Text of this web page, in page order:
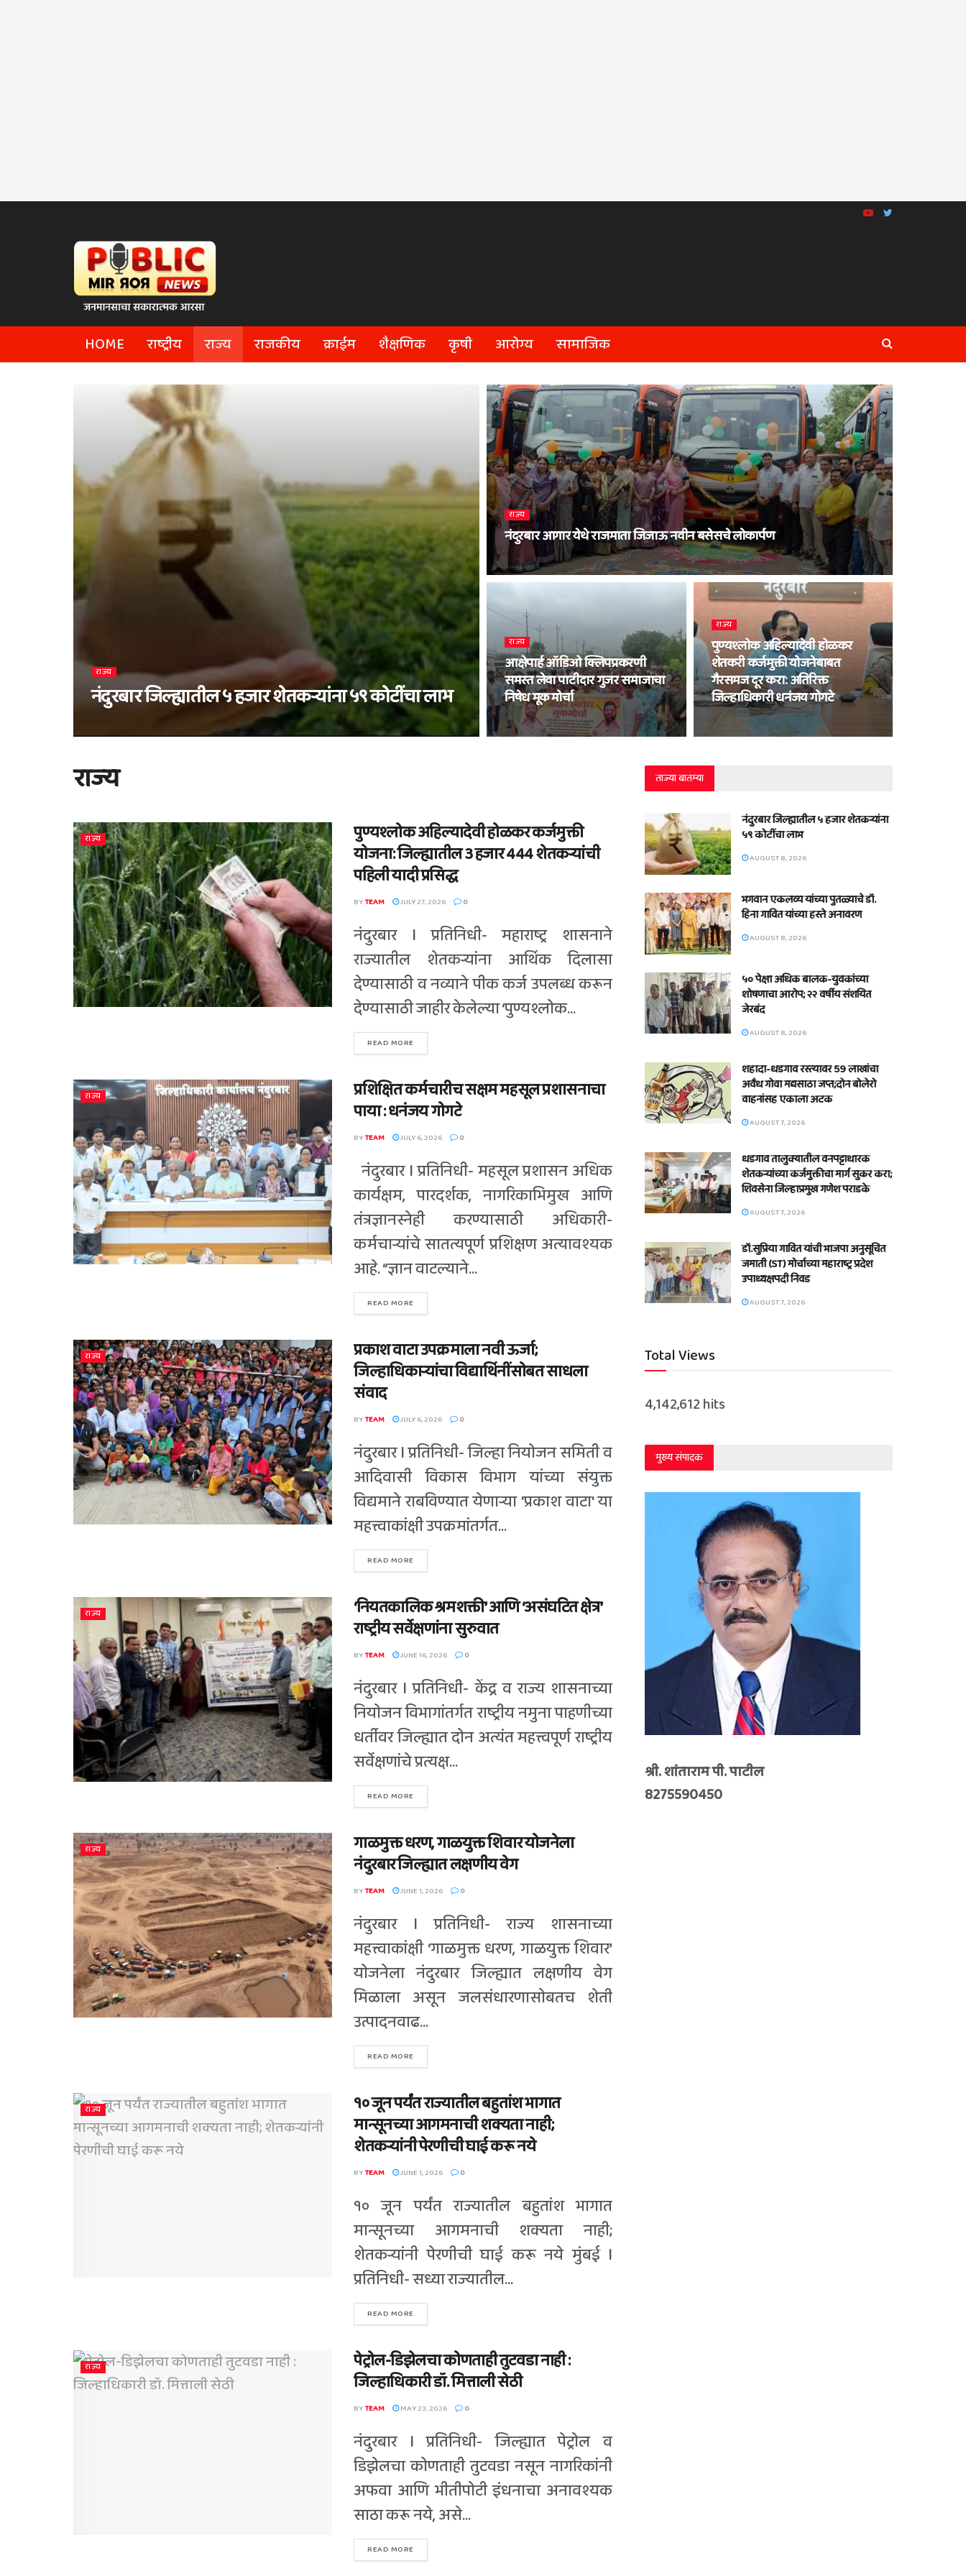
HOME राष्ट्रीय राज्य राजकीय क्राईम शैक्षणिक कृषी आरोग्य सामाजिक
राज्य
नंदुरबार जिल्ह्यातील ५ हजार शेतकऱ्यांना ५९ कोटींचा लाभ
राज्य
नंदुरबार आगार येथे राजमाता जिजाऊ नवीन बसेसचे लोकार्पण
राज्य
आक्षेपार्ह ऑडिओ क्लिपप्रकरणी
समस्त लेवा पाटीदार गुजर समाजाचा
निषेध मूक मोर्चा
राज्य
पुण्यश्लोक अहिल्यादेवी होळकर
शेतकरी कर्जमुक्ती योजनेबाबत
गैरसमज दूर करा: अतिरिक्त
जिल्हाधिकारी धनंजय गोगटे
राज्य
राज्य
पुण्यश्लोक अहिल्यादेवी होळकर कर्जमुक्ती
योजना: जिल्ह्यातील 3 हजार 444 शेतकऱ्यांची
पहिली यादी प्रसिद्ध
BYTEAM JULY 27, 2026 0
नंदुरबार l प्रतिनिधी- महाराष्ट्र शासनाने
राज्यातील शेतकऱ्यांना आर्थिक दिलासा
देण्यासाठी व नव्याने पीक कर्ज उपलब्ध करून
देण्यासाठी जाहीर केलेल्या ‘पुण्यश्लोक...
READ MORE
राज्य
प्रशिक्षित कर्मचारीच सक्षम महसूल प्रशासनाचा
पाया : धनंजय गोगटे
BYTEAM JULY 6, 2026 0
नंदुरबार l प्रतिनिधी- महसूल प्रशासन अधिक
कार्यक्षम, पारदर्शक, नागरिकाभिमुख आणि
तंत्रज्ञानस्नेही करण्यासाठी अधिकारी-
कर्मचाऱ्यांचे सातत्यपूर्ण प्रशिक्षण अत्यावश्यक
आहे. “ज्ञान वाटल्याने...
READ MORE
राज्य
प्रकाश वाटा उपक्रमाला नवी ऊर्जा;
जिल्हाधिकाऱ्यांचा विद्यार्थिनींसोबत साधला
संवाद
BYTEAM JULY 6, 2026 0
नंदुरबार l प्रतिनिधी- जिल्हा नियोजन समिती व
आदिवासी विकास विभाग यांच्या संयुक्त
विद्यमाने राबविण्यात येणाऱ्या 'प्रकाश वाटा' या
महत्त्वाकांक्षी उपक्रमांतर्गत...
READ MORE
राज्य
‘नियतकालिक श्रमशक्ती’ आणि ‘असंघटित क्षेत्र’
राष्ट्रीय सर्वेक्षणांना सुरुवात
BYTEAM JUNE 16, 2026 0
नंदुरबार l प्रतिनिधी- केंद्र व राज्य शासनाच्या
नियोजन विभागांतर्गत राष्ट्रीय नमुना पाहणीच्या
धर्तीवर जिल्ह्यात दोन अत्यंत महत्त्वपूर्ण राष्ट्रीय
सर्वेक्षणांचे प्रत्यक्ष...
READ MORE
राज्य
गाळमुक्त धरण, गाळयुक्त शिवार योजनेला
नंदुरबार जिल्ह्यात लक्षणीय वेग
BYTEAM JUNE 1, 2026 0
नंदुरबार l प्रतिनिधी- राज्य शासनाच्या
महत्त्वाकांक्षी ‘गाळमुक्त धरण, गाळयुक्त शिवार’
योजनेला नंदुरबार जिल्ह्यात लक्षणीय वेग
मिळाला असून जलसंधारणासोबतच शेती
उत्पादनवाढ...
READ MORE
राज्य
१० जून पर्यंत राज्यातील बहुतांश भागात
मान्सूनच्या आगमनाची शक्यता नाही;
शेतकऱ्यांनी पेरणीची घाई करू नये
BYTEAM JUNE 1, 2026 0
१० जून पर्यंत राज्यातील बहुतांश भागात
मान्सूनच्या आगमनाची शक्यता नाही;
शेतकऱ्यांनी पेरणीची घाई करू नये मुंबई l
प्रतिनिधी- सध्या राज्यातील...
READ MORE
राज्य
पेट्रोल-डिझेलचा कोणताही तुटवडा नाही :
जिल्हाधिकारी डॉ. मित्ताली सेठी
BYTEAM MAY 23, 2026 0
नंदुरबार l प्रतिनिधी- जिल्ह्यात पेट्रोल व
डिझेलचा कोणताही तुटवडा नसून नागरिकांनी
अफवा आणि भीतीपोटी इंधनाचा अनावश्यक
साठा करू नये, असे...
READ MORE
ताज्या बातम्या
नंदुरबार जिल्ह्यातील ५ हजार शेतकऱ्यांना
५९ कोटींचा लाभ
AUGUST 8, 2026
भगवान एकलव्य यांच्या पुतळ्याचे डॉ.
हिना गावित यांच्या हस्ते अनावरण
AUGUST 8, 2026
५० पेक्षा अधिक बालक-युवकांच्या
शोषणाचा आरोप; २२ वर्षीय संशयित
जेरबंद
AUGUST 8, 2026
शहादा-धडगाव रस्त्यावर 59 लाखांचा
अवैध गोवा मद्यसाठा जप्त;दोन बोलेरो
वाहनांसह एकाला अटक
AUGUST 7, 2026
धडगाव तालुक्यातील वनपट्टाधारक
शेतकऱ्यांच्या कर्जमुक्तीचा मार्ग सुकर करा;
शिवसेना जिल्हाप्रमुख गणेश पराडके
AUGUST 7, 2026
डॉ.सुप्रिया गावित यांची भाजपा अनुसूचित
जमाती (ST) मोर्चाच्या महाराष्ट्र प्रदेश
उपाध्यक्षपदी निवड
AUGUST 7, 2026
Total Views
4,142,612 hits
मुख्य संपादक
श्री. शांताराम पी. पाटील
8275590450